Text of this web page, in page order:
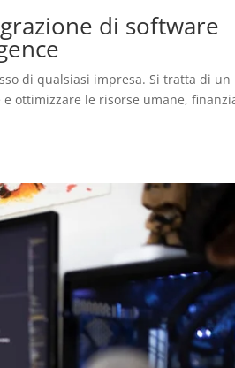
di software
di qualsiasi impresa. Si tratta di un
ottimizzare le risorse umane,